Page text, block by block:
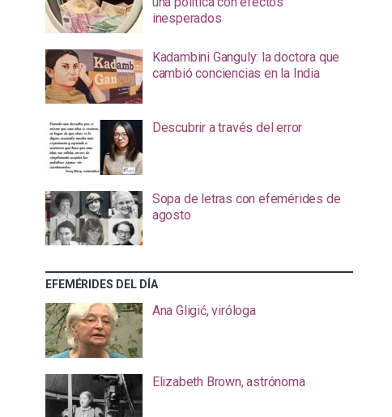
inesperados
Kadambini Ganguly: la doctora que
cambió conciencias en la India
Descubrir a través del error
Sopa de letras con efemérides de
agosto
EFEMÉRIDES DEL DÍA
Ana Gligić, viróloga
Elizabeth Brown, astrónoma